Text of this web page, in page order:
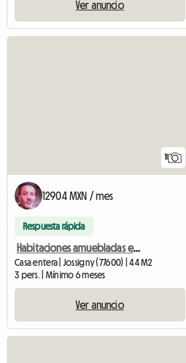
Ver anuncio
12904 MXN / mes
Respuesta rápida
Habitaciones amuebladas en una casa privada cerca de Val d'Europe
Casa entera | Jossigny (77600) | 44 M2
3 pers. | Mínimo 6 meses
Ver anuncio